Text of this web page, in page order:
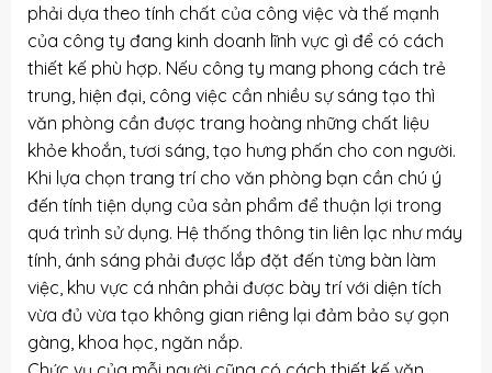
phải dựa theo tính chất của công việc và thế mạnh
của công ty đang kinh doanh lĩnh vực gì để có cách
thiết kế phù hợp. Nếu công ty mang phong cách trẻ
trung, hiện đại, công việc cần nhiều sự sáng tạo thì
văn phòng cần được trang hoàng những chất liệu
khỏe khoắn, tươi sáng, tạo hưng phấn cho con người.
Khi lựa chọn trang trí cho văn phòng bạn cần chú ý
đến tính tiện dụng của sản phẩm để thuận lợi trong
quá trình sử dụng. Hệ thống thông tin liên lạc như máy
tính, ánh sáng phải được lắp đặt đến từng bàn làm
việc, khu vực cá nhân phải được bày trí với diện tích
vừa đủ vừa tạo không gian riêng lại đảm bảo sự gọn
gàng, khoa học, ngăn nắp.